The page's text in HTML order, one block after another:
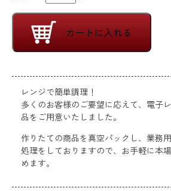
カートに入れる
レンジで簡単調理！
多くのお客様のご要望に応えて、電子
品をご用意いたしました。
作りたての商品を真空パックし、業務
処理をしておりますので、お手軽に本
めます。